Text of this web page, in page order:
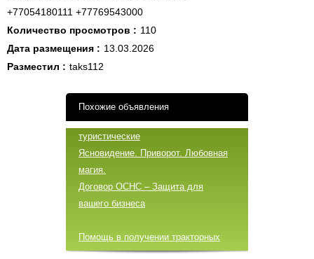
+77054180111 +77769543000
Количество просмотров : 110
Дата размещения : 13.03.2026
Разместил : taks112
Похожие объявления
туристические
Ясновидение. Приворот. Любовная
магия.
Договор ОСНС – Защита для
вашего бизнеса
Помощь в получении тракторных
прав